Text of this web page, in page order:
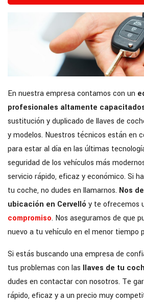
En nuestra empresa contamos con un
profesionales altamente
sustitución y duplicado de llaves de
y modelos. Nuestros técnicos están en
para estar al día en las últimas
seguridad de los vehículos más
servicio rápido, eficaz y económico. Si
tu coche, no dudes en llamarnos. Nos
ubicación en Cervelló y te ofrecemos
compromiso. Nos aseguramos de que
nuevo a tu vehículo en el menor tiempo
Si estás buscando una empresa de
tus problemas con las llaves de tu
dudes en contactar con nosotros. Te
rápido, eficaz y a un precio muy